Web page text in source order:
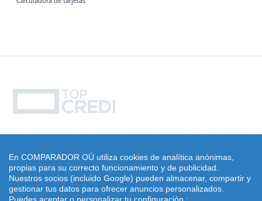
Aviso Legal|Privacidad|Cookies
2019 topcredi.com
Topcredi.com es un sitio web de afiliados con acceso a
empresas de créditos rápidos mediante las cuales percibe una comisión. En
En COMPARADOR OÜ utiliza cookies de analítica anónimas,
propias para su correcto funcionamiento y de publicidad.
Nuestros socios (incluido Google) pueden almacenar, compartir y
gestionar tus datos para ofrecer anuncios personalizados.